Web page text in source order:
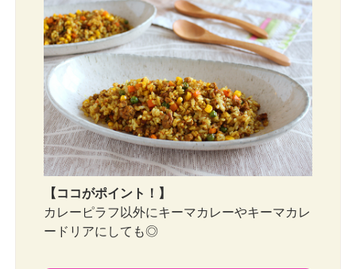
【ココがポイント！】
カレーピラフ以外にキーマカレーやキーマカレ
ードリアにしても◎